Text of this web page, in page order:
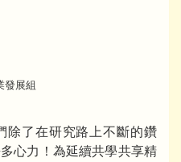
發展組
除了在研究路上不斷的鑽
心力！為延續共學共享精